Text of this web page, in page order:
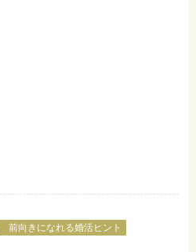
前向きになれる婚活ヒント